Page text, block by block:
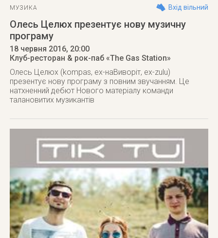
МУЗИКА Вхід вільний
Олесь Целюх презентує нову музичну
програму
18 червня 2016, 20:00
Клуб-ресторан & рок-паб «The Gas Station»
Олесь Целюх (kompas, ex-наВиворіт, ex-zulu)
презентує нову програму з повним звучанням. Це
натхненний дебют Нового матеріалу команди
талановитих музикантів